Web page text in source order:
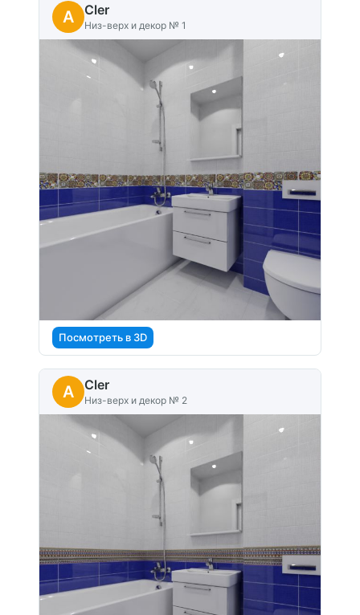
A Cler
Низ-верх и декор № 1
Посмотреть в 3D
A Cler
Низ-верх и декор № 2